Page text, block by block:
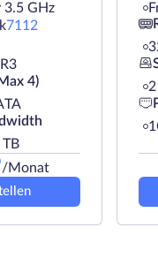
3.5 GHz
7112
4)
/Monat